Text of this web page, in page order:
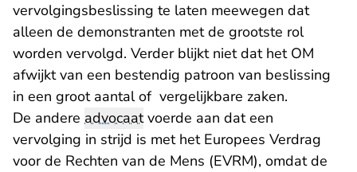
vervolgingsbeslissing te laten meewegen dat
alleen de demonstranten met de grootste rol
worden vervolgd. Verder blijkt niet dat het OM
afwijkt van een bestendig patroon van beslissing
in een groot aantal of vergelijkbare zaken.
De andere advocaatvoerde aan dat een
vervolging in strijd is met het Europees Verdrag
voor de Rechten van de Mens (EVRM), omdat de